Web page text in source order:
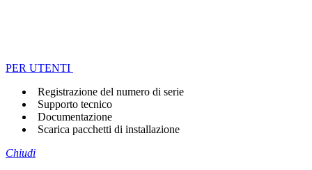
PER UTENTI
Registrazione del numero di serie
Supporto tecnico
Documentazione
Scarica pacchetti di installazione
Chiudi